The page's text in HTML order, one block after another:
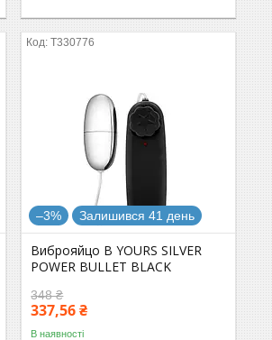
T330776
–3% Залишився 41 день
Виброяйцо B YOURS SILVER
POWER BULLET BLACK
348 ₴
337,56 ₴
В наявності